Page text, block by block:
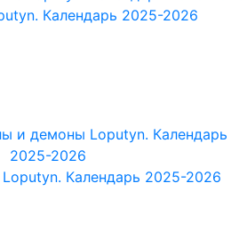
Календарь 2025-2026
Календарь 2025-2026